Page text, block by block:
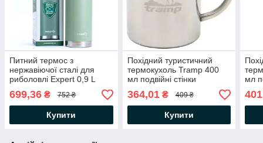
Питний термос з
нержавіючої сталі для
риболовлі Expert 0,9 L
металевий термос для
кави сталь + харчовий
699,36 ₴ 752 ₴
Купити
Похідний туристичний
термокухоль Tramp 400
мл подвійні стінки
сталевий термокухоль для
кави чаю термокухоль з
нержавіючої сталі
364,01₴ 409 ₴
Купити
мл